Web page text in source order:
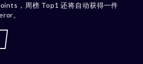
，周榜 Top1 还将自动获得一件
。